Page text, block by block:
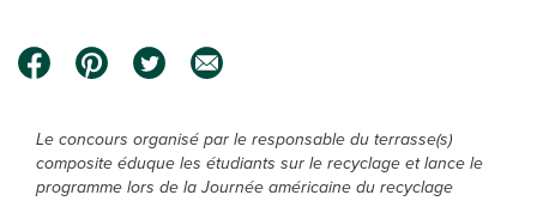
Le concours organisé par le responsable du terrasse(s)
composite éduque les étudiants sur le recyclage et lance le
programme lors de la Journée américaine du recyclage